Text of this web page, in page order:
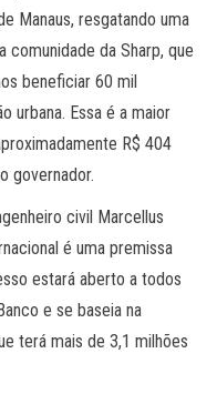
Manaus, resgatando uma
comunidade da Sharp, que
beneficiar 60 mil
urbana. Essa é a maior
R$ 404
governador.
civil Marcellus
é uma premissa
estará aberto a todos
e se baseia na
terá mais de 3,1 milhões